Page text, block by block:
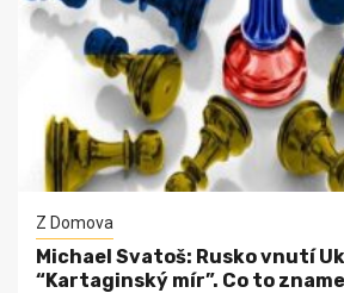
Z Domova
Michael Svatoš: Rusko vnutí
“Kartaginský mír”. Co to